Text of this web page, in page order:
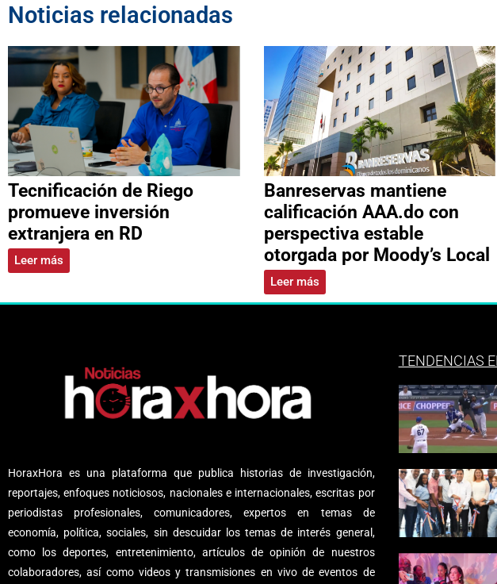
Noticias relacionadas
Tecnificación de Riego
promueve inversión
extranjera en RD
Leer más
Banreservas mantiene
calificación AAA.do con
perspectiva estable
otorgada por Moody’s Local
Leer más
HoraxHora es una plataforma que publica historias de investigación,
reportajes, enfoques noticiosos, nacionales e internacionales, escritas por
periodistas profesionales, comunicadores, expertos en temas de
economía, política, sociales, sin descuidar los temas de interés general,
como los deportes, entretenimiento, artículos de opinión de nuestros
colaboradores, así como videos y transmisiones en vivo de eventos de
TENDENCIAS